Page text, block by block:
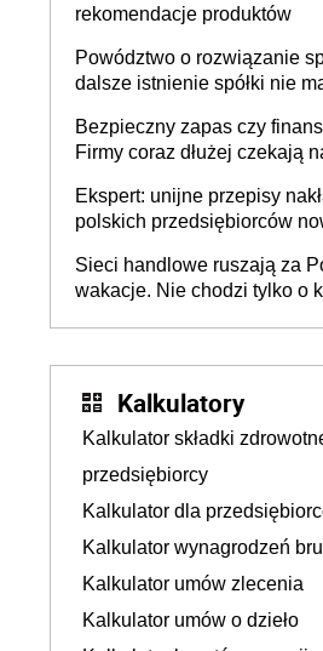
rekomendacje produktów
Powództwo o rozwiązanie
dalsze istnienie spółki nie
Bezpieczny zapas czy
Firmy coraz dłużej czekają
Ekspert: unijne przepisy
polskich przedsiębiorców
Sieci handlowe ruszają za
wakacje. Nie chodzi tylko o
Kalkulatory
Kalkulator składki
przedsiębiorcy
Kalkulator dla
Kalkulator wynagrodzeń
Kalkulator umów zlecenia
Kalkulator umów o dzieło